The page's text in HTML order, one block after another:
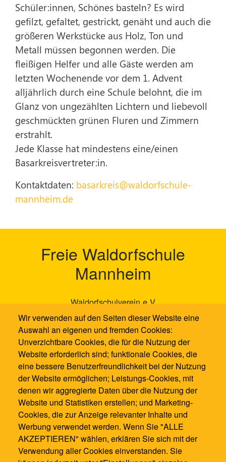
Schüler:innen, Schönes basteln? Es wird
gefilzt, gefaltet, gestrickt, genäht und auch die
größeren Werkstücke aus Holz, Ton und
Metall müssen begonnen werden. Die
fleißigen Helfer und alle Gäste werden am
letzten Wochenende vor dem 1. Advent
alljährlich durch eine Schule belohnt, die im
Glanz von ungezählten Lichtern und liebevoll
geschmückten grünen Fluren und Zimmern
erstrahlt.
Jede Klasse hat mindestens eine/einen
Basarkreisvertreter:in.
Kontaktdaten: basarkreis@waldorfschule-
mannheim.de
Freie Waldorfschule
Mannheim
Waldorfschulverein e.V
Neckarauer Waldweg 131
68199 Mannheim
0621 / 1286100
0621 / 12861021
info@waldorfschule-mannheim.de
Wir verwenden auf den Seiten dieser Website eine
Auswahl an eigenen und fremden Cookies:
Unverzichtbare Cookies, die für die Nutzung der
Website erforderlich sind; funktionale Cookies, die
eine bessere Benutzerfreundlichkeit bei der Nutzung
der Website ermöglichen; Leistungs-Cookies, mit
denen wir aggregierte Daten über die Nutzung der
Website und Statistiken erstellen; und Marketing-
Cookies, die zur Anzeige relevanter Inhalte und
Werbung verwendet werden. Wenn Sie "ALLE
AKZEPTIEREN" wählen, erklären Sie sich mit der
Verwendung aller Cookies einverstanden. Sie